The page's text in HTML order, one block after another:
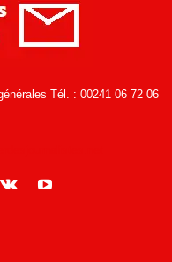
Tél. : 00241 06 72 06